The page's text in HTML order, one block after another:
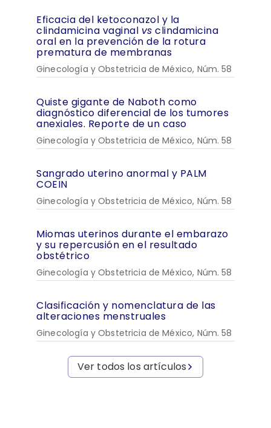
Eficacia del ketoconazol y la
clindamicina vaginal vs clindamicina
oral en la prevención de la rotura
prematura de membranas
Ginecología y Obstetricia de México, Núm. 58
Quiste gigante de Naboth como
diagnóstico diferencial de los tumores
anexiales. Reporte de un caso
Ginecología y Obstetricia de México, Núm. 58
Sangrado uterino anormal y PALM
COEIN
Ginecología y Obstetricia de México, Núm. 58
Miomas uterinos durante el embarazo
y su repercusión en el resultado
obstétrico
Ginecología y Obstetricia de México, Núm. 58
Clasificación y nomenclatura de las
alteraciones menstruales
Ginecología y Obstetricia de México, Núm. 58
Ver todos los artículos